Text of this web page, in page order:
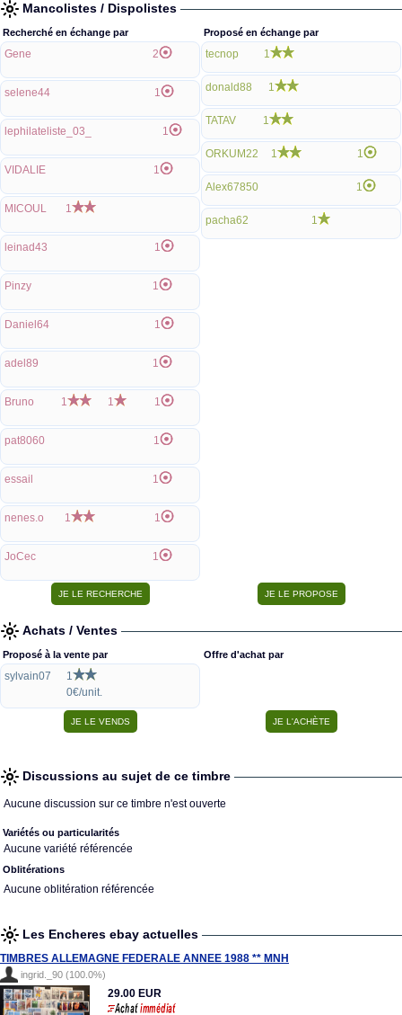
Mancolistes / Dispolistes
Recherché en échange par
Gene 2
selene44 1
lephilateliste_03_ 1
VIDALIE 1
MICOUL 1
leinad43 1
Pinzy 1
Daniel64 1
adel89 1
Bruno 1 1 1
pat8060 1
essail 1
nenes.o 1 1
JoCec 1
Proposé en échange par
tecnop 1
donald88 1
TATAV 1
ORKUM22 1 1
Alex67850 1
pacha62 1
Achats / Ventes
Proposé à la vente par
sylvain07
1
0€/unit.
Offre d'achat par
Discussions au sujet de ce timbre
Aucune discussion sur ce timbre n'est ouverte
Variétés ou particularités
Aucune variété référencée
Oblitérations
Aucune oblitération référencée
Les Encheres ebay actuelles
TIMBRES ALLEMAGNE FEDERALE ANNEE 1988 ** MNH
ingrid._90 (100.0%)
29.00 EUR